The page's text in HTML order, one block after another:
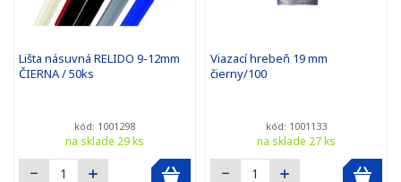
Lišta násuvná RELIDO 9-12mm
ČIERNA / 50ks
kód: 1001298
na sklade 29 ks
Viazací hrebeň 19 mm
čierny/100
kód: 1001133
na sklade 27 ks